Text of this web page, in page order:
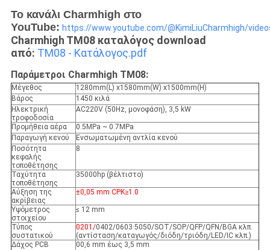
Το κανάλι Charmhigh στο
YouTube: https://www.youtube.com/@KimiLiuCharmhigh/
Charmhigh TM08 καταλόγος download
από: TM08 - Κατάλογος.pdf
Παράμετροι Charmhigh TM08:
Μέγεθος
1280mm(L) x1580mm(W) x1500mm(H)
Βάρος
1450 κιλά
Ηλεκτρική
τροφοδοσία
AC220V (50Hz, μονοφάση), 3,5 kW
Προμήθεια αέρα
0.5MPa ~ 0.7MPa
Παραγωγή κενού
Ενσωματωμένη αντλία κενού
Ποσότητα
κεφαλής
τοποθέτησης
8
Ταχύτητα
τοποθέτησης
35000hp (βέλτιστο)
Αύξηση της
ακρίβειας
±0,05 mm CPK≥1.0
Υψόμετρος
στοιχείου
≤ 12 mm
Τύπος
συστατικού
0201/0402/0603·5050/SOT/SOP/QFP/QFN/BGA κλπ.
(αντίσταση/καταγωγός/διόδη/τριόδη/LED/IC κλπ.)
Δάχος PCB
00,6 mm έως 3,5 mm